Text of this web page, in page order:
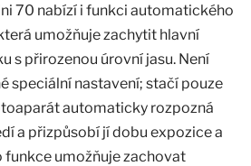
70 nabízí i funkci automatického
umožňuje zachytit hlavní
s přirozenou úrovní jasu. Není
speciální nastavení; stačí pouze
automaticky rozpozná
a přizpůsobí jí dobu expozice a
funkce umožňuje zachovat